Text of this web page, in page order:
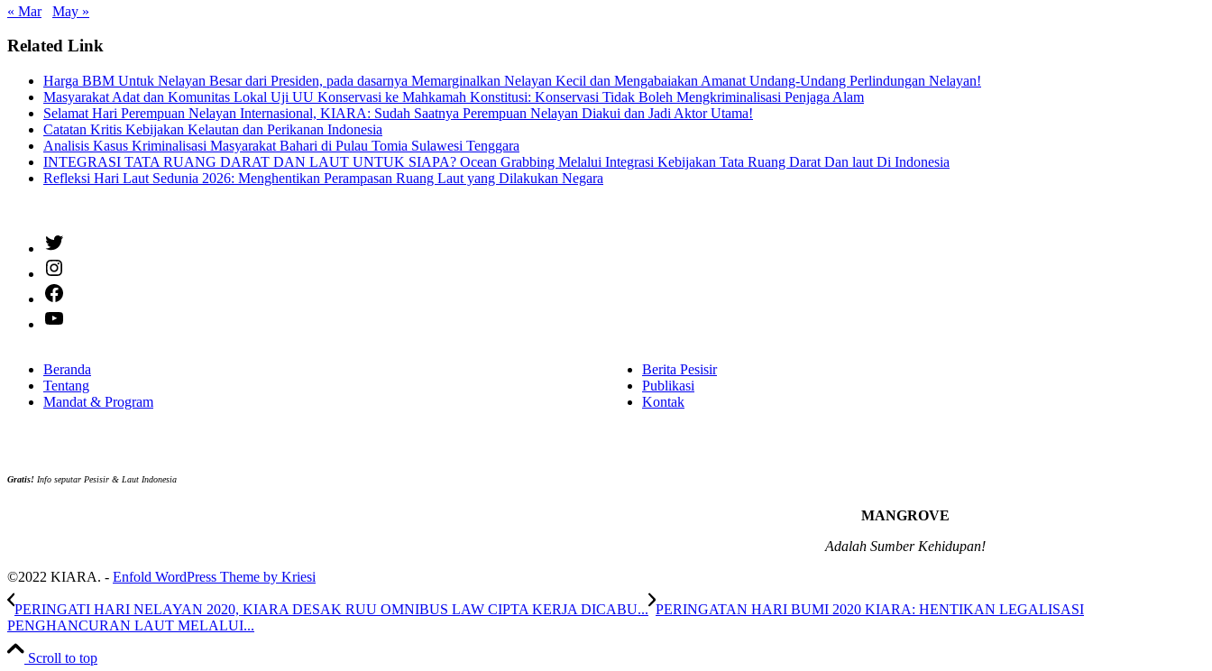
« Mar
May »
Related Link
Harga BBM Untuk Nelayan Besar dari Presiden, pada dasarnya Memarginalkan Nelayan Kecil dan Mengabaiakan Amanat Undang-Undang Perlindungan Nelayan!
Masyarakat Adat dan Komunitas Lokal Uji UU Konservasi ke Mahkamah Konstitusi: Konservasi Tidak Boleh Mengkriminalisasi Penjaga Alam
Selamat Hari Perempuan Nelayan Internasional, KIARA: Sudah Saatnya Perempuan Nelayan Diakui dan Jadi Aktor Utama!
Catatan Kritis Kebijakan Kelautan dan Perikanan Indonesia
Analisis Kasus Kriminalisasi Masyarakat Bahari di Pulau Tomia Sulawesi Tenggara
INTEGRASI TATA RUANG DARAT DAN LAUT UNTUK SIAPA? Ocean Grabbing Melalui Integrasi Kebijakan Tata Ruang Darat Dan laut Di Indonesia
Refleksi Hari Laut Sedunia 2026: Menghentikan Perampasan Ruang Laut yang Dilakukan Negara
Beranda
Tentang
Mandat & Program
Berita Pesisir
Publikasi
Kontak
Gratis! Info seputar Pesisir & Laut Indonesia
MANGROVE
Adalah Sumber Kehidupan!
©2022 KIARA. - Enfold WordPress Theme by Kriesi
PERINGATI HARI NELAYAN 2020, KIARA DESAK RUU OMNIBUS LAW CIPTA KERJA DICABU... PERINGATAN HARI BUMI 2020 KIARA: HENTIKAN LEGALISASI
PENGHANCURAN LAUT MELALUI...
Scroll to top